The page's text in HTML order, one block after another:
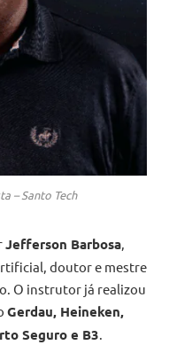
– Santo Tech
Jefferson Barbosa,
doutor e mestre
O instrutor já realizou
Gerdau, Heineken,
Seguro e B3.